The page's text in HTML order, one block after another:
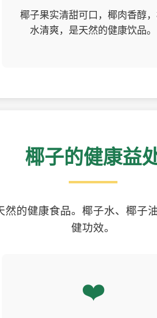
椰子果实清甜可口，椰肉香醇
水清爽，是天然的健康饮品。
椰子的健康益
的健康食品。椰子水、椰子
健功效。
❤️